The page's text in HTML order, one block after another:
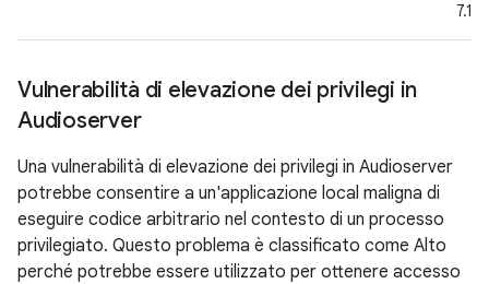
7.1.1
Vulnerabilità di elevazione dei privilegi in
Audioserver
Una vulnerabilità di elevazione dei privilegi in Audioserver
potrebbe consentire a un'applicazione local maligna di
eseguire codice arbitrario nel contesto di un processo
privilegiato. Questo problema è classificato come Alto
perché potrebbe essere utilizzato per ottenere accesso